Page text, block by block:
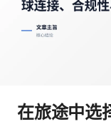
在旅途中选